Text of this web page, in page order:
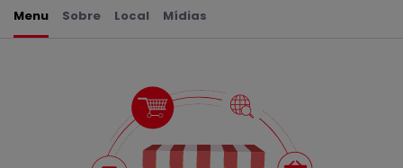
Menu Sobre Local Mídias